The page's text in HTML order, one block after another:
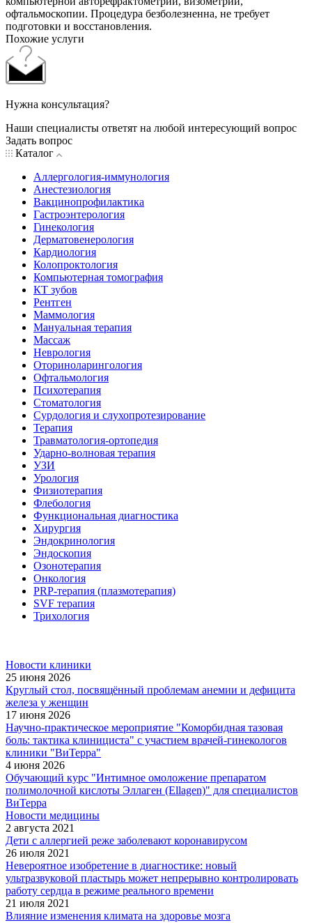
офтальмоскопии. Процедура безболезненна, не требует
подготовки и восстановления.
Похожие услуги
Нужна консультация?
Наши специалисты ответят на любой интересующий вопрос
Задать вопрос
Каталог
Аллергология-иммунология
Анестезиология
Вакцинопрофилактика
Гастроэнтерология
Гинекология
Дерматовенерология
Кардиология
Колопроктология
Компьютерная томография
КТ зубов
Рентген
Маммология
Мануальная терапия
Массаж
Неврология
Оториноларингология
Офтальмология
Психотерапия
Стоматология
Сурдология и слухопротезирование
Терапия
Травматология-ортопедия
Ударно-волновая терапия
УЗИ
Урология
Физиотерапия
Флебология
Функциональная диагностика
Хирургия
Эндокринология
Эндоскопия
Озонотерапия
Онкология
PRP-терапия (плазмотерапия)
SVF терапия
Трихология
Новости клиники
25 июня 2026
Круглый стол, посвящённый проблемам анемии и дефицита
железа у женщин
17 июня 2026
Научно-практическое мероприятие "Коморбидная тазовая
боль: тактика клинициста" с участием врачей-гинекологов
клиники "ВиТерра"
4 июня 2026
Обучающий курс "Интимное омоложение препаратом
полимолочной кислоты Эллаген (Ellagen)" для специалистов
ВиТерра
Новости медицины
2 августа 2021
Дети с аллергией реже заболевают коронавирусом
26 июля 2021
Невероятное изобретение в диагностике: новый
ультразвуковой пластырь может непрерывно контролировать
работу сердца в режиме реального времени
21 июля 2021
Влияние изменения климата на здоровье мозга